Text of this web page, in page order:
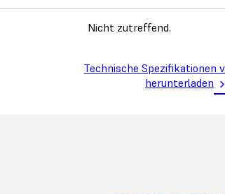
Nicht zutreffend.
Technische Spezifikationen
herunterladen